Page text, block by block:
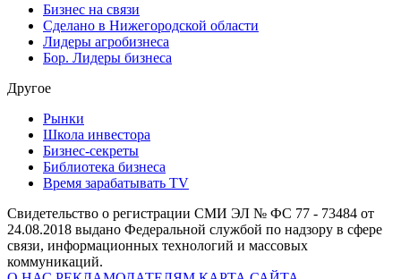
Бизнес на связи
Сделано в Нижегородской области
Лидеры агробизнеса
Бор. Лидеры бизнеса
Другое
Рынки
Школа инвестора
Бизнес-секреты
Библиотека бизнеса
Время зарабатывать TV
Свидетельство о регистрации СМИ ЭЛ № ФС 77 - 73484 от
24.08.2018 выдано Федеральной службой по надзору в сфере
связи, информационных технологий и массовых
коммуникаций.